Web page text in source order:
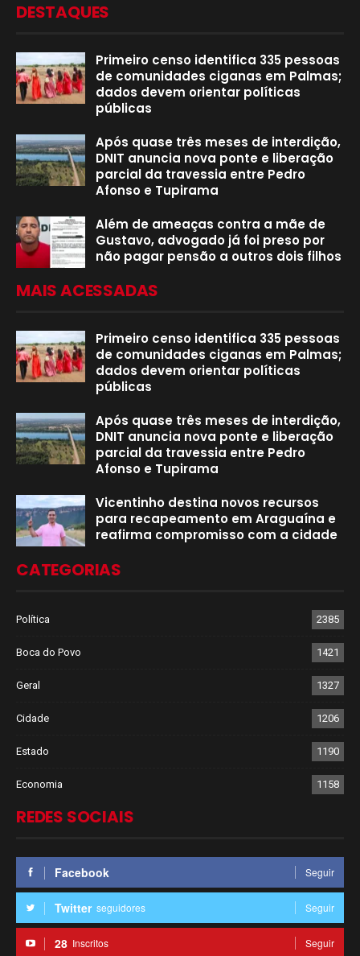
DESTAQUES
Primeiro censo identifica 335 pessoas
de comunidades ciganas em Palmas;
dados devem orientar políticas
públicas
Após quase três meses de interdição,
DNIT anuncia nova ponte e liberação
parcial da travessia entre Pedro
Afonso e Tupirama
Além de ameaças contra a mãe de
Gustavo, advogado já foi preso por
não pagar pensão a outros dois filhos
MAIS ACESSADAS
Primeiro censo identifica 335 pessoas
de comunidades ciganas em Palmas;
dados devem orientar políticas
públicas
Após quase três meses de interdição,
DNIT anuncia nova ponte e liberação
parcial da travessia entre Pedro
Afonso e Tupirama
Vicentinho destina novos recursos
para recapeamento em Araguaína e
reafirma compromisso com a cidade
CATEGORIAS
Política 2385
Boca do Povo 1421
Geral 1327
Cidade 1206
Estado 1190
Economia 1158
REDES SOCIAIS
Facebook Seguir
Twitter seguidores Seguir
28 Inscritos Seguir